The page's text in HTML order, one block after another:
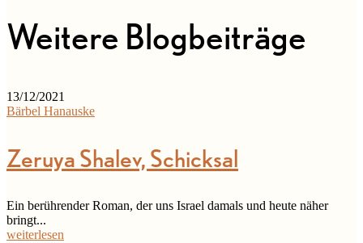
Weitere Blogbeiträge
13/12/2021
Bärbel Hanauske
Zeruya Shalev, Schicksal
Ein berührender Roman, der uns Israel damals und heute näher
bringt...
weiterlesen